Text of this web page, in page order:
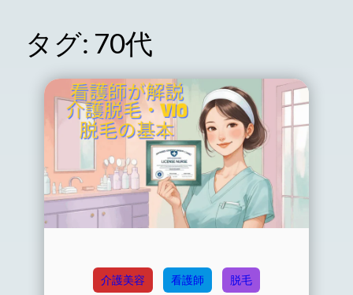
タグ: 70代
介護美容 看護師 脱毛